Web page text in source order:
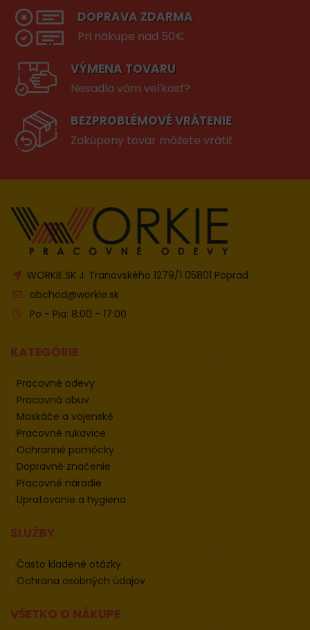
DOPRAVA ZDARMA
Pri nákupe nad 50€
VÝMENA TOVARU
Nesadla vám veľkosť?
BEZPROBLÉMOVÉ VRÁTENIE
Zakúpeny tovar môžete vrátiť
WORKIE.SK J. Tranovského 1279/1 05801 Poprad
obchod@workie.sk
Po - Pia: 8:00 - 17:00
KATEGÓRIE
Pracovné odevy
Pracovná obuv
Maskáče a vojenské
Pracovné rukavice
Ochranné pomôcky
Dopravné značenie
Pracovné náradie
Upratovanie a hygiena
SLUŽBY
Často kladené otázky
Ochrana osobných údajov
VŠETKO O NÁKUPE